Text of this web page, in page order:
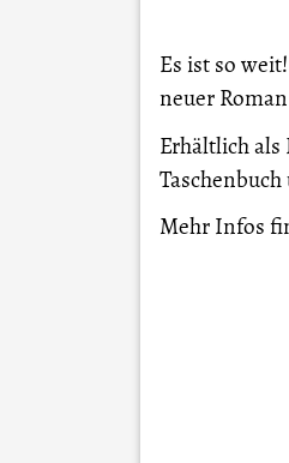
Es ist so
neuer Roman
Erhältlich als
Mehr Infos